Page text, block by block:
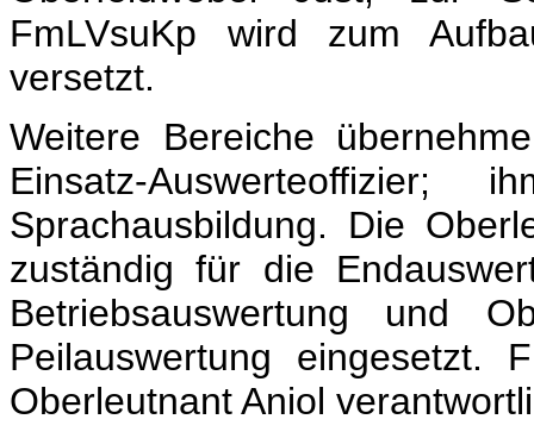
FmLVsuKp wird zum
versetzt.
Weitere Bereiche
Einsatz-
Sprachausbildung. Die
zuständig für die
Betriebsauswertung und
Peilauswertung eingesetzt.
Oberleutnant Aniol